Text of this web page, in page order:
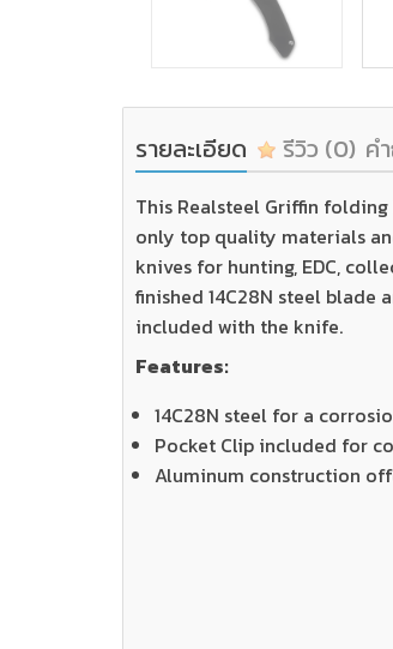
รายละเอียด รีวิว (0) ค
This Realsteel Griffin
only top quality materials
knives for hunting, EDC,
finished 14C28N steel
included with the knife.
Features:
14C28N steel for a
Pocket Clip included for
Aluminum construction